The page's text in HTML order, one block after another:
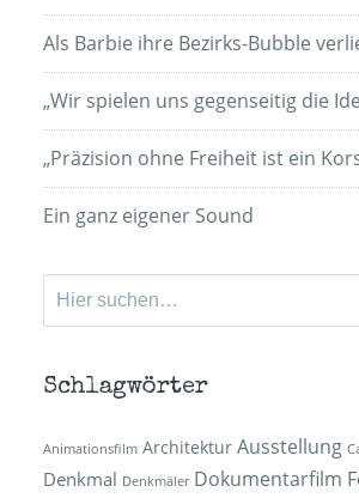
Als Barbie ihre Bezirks-Bubble
„Wir spielen uns gegenseitig die
„Präzision ohne Freiheit ist ein
Ein ganz eigener Sound
Suchen
nach:
Schlagwörter
Animationsfilm Architektur Ausstellung
Denkmal Denkmäler Dokumentarfilm